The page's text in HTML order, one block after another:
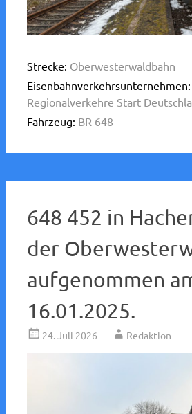
Strecke: Oberwesterwaldbahn
Eisenbahnverkehrsunternehmen:
Regionalverkehre Start
Fahrzeug: BR 648
648 452 in
der
aufgenommen
16.01.2025.
24. Juli 2026 Redaktion